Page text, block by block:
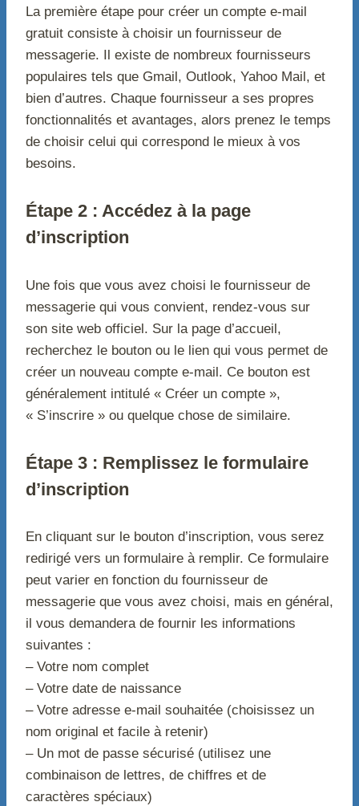
La première étape pour créer un compte e-mail
gratuit consiste à choisir un fournisseur de
messagerie. Il existe de nombreux fournisseurs
populaires tels que Gmail, Outlook, Yahoo Mail, et
bien d’autres. Chaque fournisseur a ses propres
fonctionnalités et avantages, alors prenez le temps
de choisir celui qui correspond le mieux à vos
besoins.
Étape 2 : Accédez à la page
d’inscription
Une fois que vous avez choisi le fournisseur de
messagerie qui vous convient, rendez-vous sur
son site web officiel. Sur la page d’accueil,
recherchez le bouton ou le lien qui vous permet de
créer un nouveau compte e-mail. Ce bouton est
généralement intitulé « Créer un compte »,
« S’inscrire » ou quelque chose de similaire.
Étape 3 : Remplissez le formulaire
d’inscription
En cliquant sur le bouton d’inscription, vous serez
redirigé vers un formulaire à remplir. Ce formulaire
peut varier en fonction du fournisseur de
messagerie que vous avez choisi, mais en général,
il vous demandera de fournir les informations
suivantes :
– Votre nom complet
– Votre date de naissance
– Votre adresse e-mail souhaitée (choisissez un
nom original et facile à retenir)
– Un mot de passe sécurisé (utilisez une
combinaison de lettres, de chiffres et de
caractères spéciaux)